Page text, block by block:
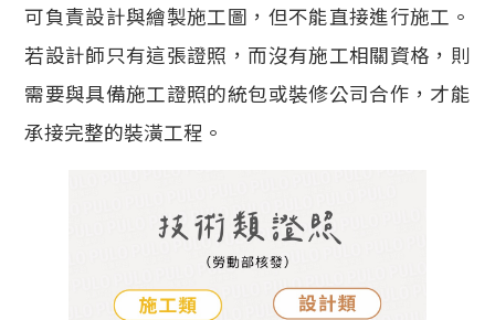
可負責設計與繪製施工圖，但不能直接進行施工。
若設計師只有這張證照，而沒有施工相關資格，則
需要與具備施工證照的統包或裝修公司合作，才能
承接完整的裝潢工程。